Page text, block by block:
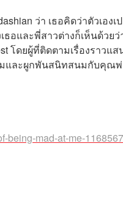
ว่า เธอคิดว่าตัวเองเ
ธอและพี่สาวต่างก็เห็นด้วยว่
โดยผู้ที่ติดตามเรื่องราวแส
มและผูกพันสนิทสนมกับคุณ
being-mad-at-me-